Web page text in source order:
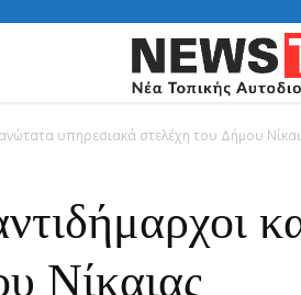
υπηρεσιακά στελέχη του Δήμου
Νίκαιας